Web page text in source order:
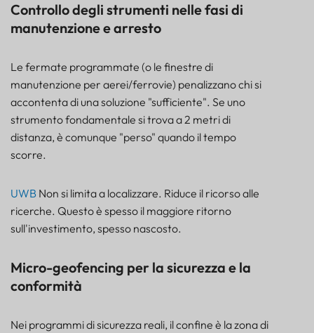
Controllo degli strumenti nelle fasi di
manutenzione e arresto
Le fermate programmate (o le finestre di
manutenzione per aerei/ferrovie) penalizzano chi si
accontenta di una soluzione "sufficiente". Se uno
strumento fondamentale si trova a 2 metri di
distanza, è comunque "perso" quando il tempo
scorre.
UWB Non si limita a localizzare. Riduce il ricorso alle
ricerche. Questo è spesso il maggiore ritorno
sull'investimento, spesso nascosto.
Micro-geofencing per la sicurezza e la
conformità
Nei programmi di sicurezza reali, il confine è la zona di